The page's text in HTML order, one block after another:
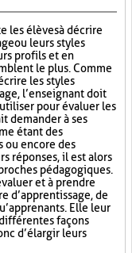
les élèves à décrire
ou leurs styles
profils et en
le plus. Comme
les styles
l’enseignant doit
pour évaluer les
demander à ses
étant des
ou encore des
réponses, il est alors
pédagogiques.
et à prendre
d’apprentissage, de
Elle leur
façons
d’élargir leurs